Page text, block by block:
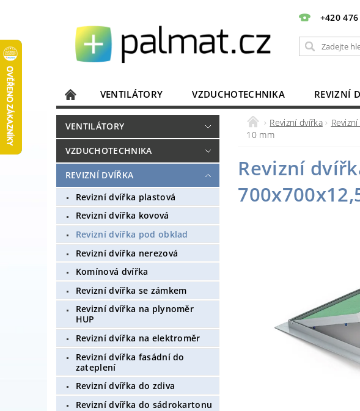
+420
VENTILÁTORY VZDUCHOTECHNIKA REVIZNÍ
JISTIČE, ROZVADĚČE
KOMUNIKACE
DOMÁCÍ SPOTŘEBIČE
ELEKTRONIKA
VENTILÁTORY
VZDUCHOTECHNIKA
REVIZNÍ DVÍŘKA
Revizní dvířka plastová
Revizní dvířka kovová
Revizní dvířka pod obklad
Revizní dvířka nerezová
Komínová dvířka
Revizní dvířka se zámkem
Revizní dvířka na plynoměr
HUP
Revizní dvířka na elektroměr
Revizní dvířka fasádní do
zateplení
Revizní dvířka do zdiva
Revizní dvířka do sádrokartonu
Revizní dvířka
10 mm
Revizní